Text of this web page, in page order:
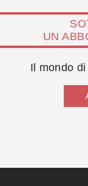
UN
Il mondo